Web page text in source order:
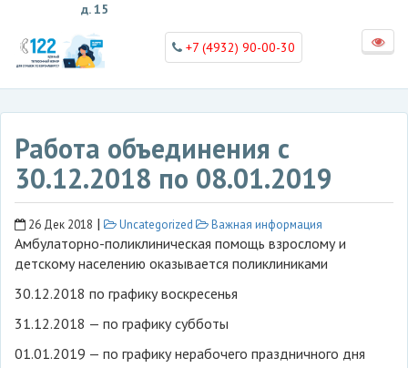
д. 15
+7 (4932) 90-00-30
Работа объединения с
30.12.2018 по 08.01.2019
26 Дек 2018 | Uncategorized Важная информация
Амбулаторно-поликлиническая помощь взрослому и
детскому населению оказывается поликлиниками
30.12.2018 по графику воскресенья
31.12.2018 — по графику субботы
01.01.2019 — по графику нерабочего праздничного дня